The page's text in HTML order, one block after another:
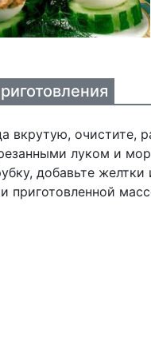
вкрутую, очистите,
луком и
добавьте
приготовленной